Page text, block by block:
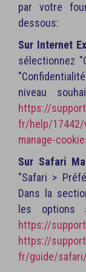
par votre
dessous:
Sur Internet
sélectionnez
niveau
https://
fr/help/17442/
manage-
Sur Safari
"Safari >
Dans la
les options
https://
https://
fr/guide/